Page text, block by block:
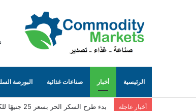
الرئيسية أخبار صناعات غذائية البورصة
أخبار عاجلة فتح أسواق جديدة لـ الثوم المصري